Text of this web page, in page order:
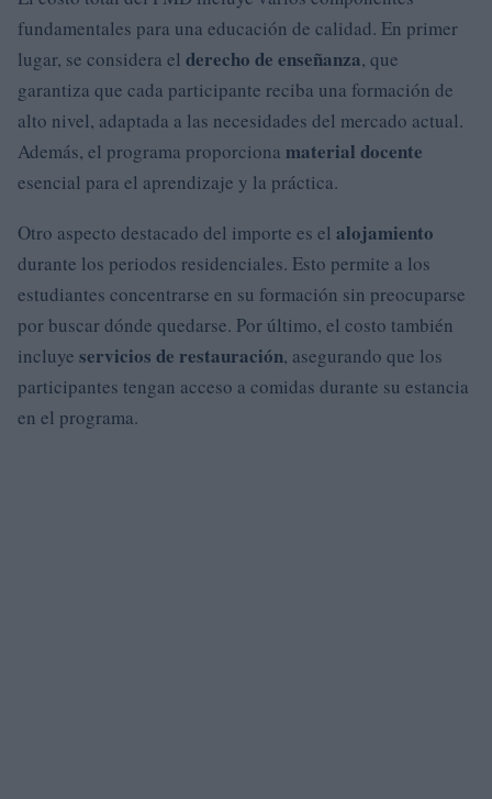
fundamentales para una educación de calidad. En primer
lugar, se considera el derecho de enseñanza, que
garantiza que cada participante reciba una formación de
alto nivel, adaptada a las necesidades del mercado actual.
Además, el programa proporciona material docente
esencial para el aprendizaje y la práctica.
Otro aspecto destacado del importe es el alojamiento
durante los periodos residenciales. Esto permite a los
estudiantes concentrarse en su formación sin preocuparse
por buscar dónde quedarse. Por último, el costo también
incluye servicios de restauración, asegurando que los
participantes tengan acceso a comidas durante su estancia
en el programa.